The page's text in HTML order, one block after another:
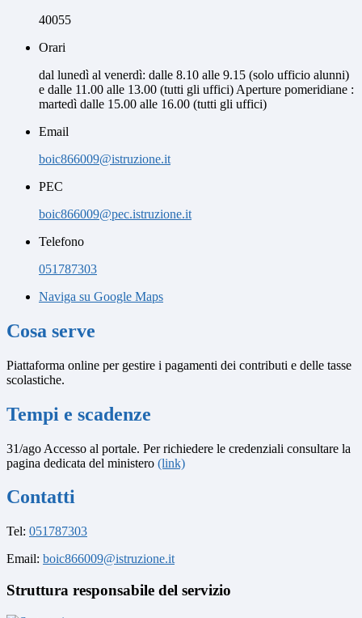
40055
Orari
dal lunedì al venerdì: dalle 8.10 alle 9.15 (solo ufficio alunni)
e dalle 11.00 alle 13.00 (tutti gli uffici) Aperture pomeridiane :
martedì dalle 15.00 alle 16.00 (tutti gli uffici)
Email
boic866009@istruzione.it
PEC
boic866009@pec.istruzione.it
Telefono
051787303
Naviga su Google Maps
Cosa serve
Piattaforma online per gestire i pagamenti dei contributi e delle tasse
scolastiche.
Tempi e scadenze
31/ago Accesso al portale. Per richiedere le credenziali consultare la
pagina dedicata del ministero (link)
Contatti
Tel: 051787303
Email: boic866009@istruzione.it
Struttura responsabile del servizio